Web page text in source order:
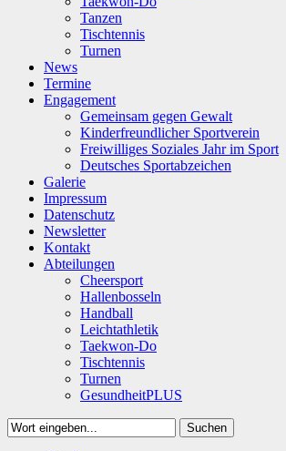
Tanzen
Tischtennis
Turnen
News
Termine
Engagement
Gemeinsam gegen Gewalt
Kinderfreundlicher Sportverein
Freiwilliges Soziales Jahr im Sport
Deutsches Sportabzeichen
Galerie
Impressum
Datenschutz
Newsletter
Kontakt
Abteilungen
Cheersport
Hallenbosseln
Handball
Leichtathletik
Taekwon-Do
Tischtennis
Turnen
GesundheitPLUS
Suchen